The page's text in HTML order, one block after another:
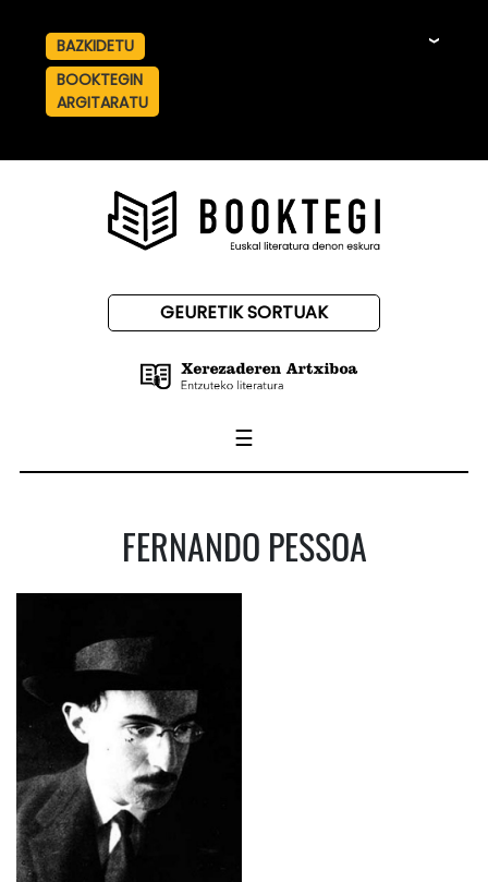
BAZKIDETU
BOOKTEGIN
ARGITARATU
GEURETIK SORTUAK
☰
FERNANDO PESSOA